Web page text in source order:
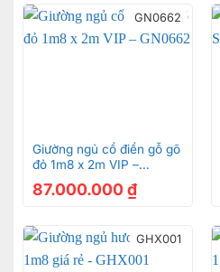
GN0662
Giường ngủ cổ điển gỗ gõ
đỏ 1m8 x 2m VIP –
87.000.000 ₫
GHX001